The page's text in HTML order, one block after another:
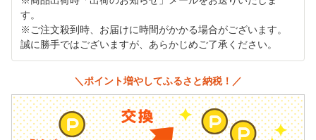
す。
※ご注文殺到時、お届けに時間がかかる場合がございます。
誠に勝手ではございますが、あらかじめご了承ください。
＼ポイント増やしてふるさと納税！／